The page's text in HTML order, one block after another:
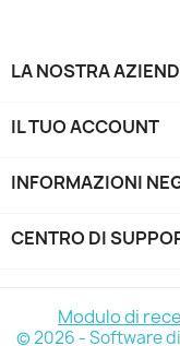
LA NOSTRA
IL TUO ACCOUNT
INFORMAZIONI
CENTRO DI
Modulo di
© 2026 - Software